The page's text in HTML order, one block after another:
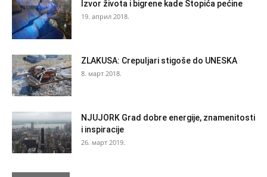
Izvor života i bigrene kade Stopića pećine
19. април 2018.
ZLAKUSA: Crepuljari stigoše do UNESKA
8. март 2018.
NJUJORK Grad dobre energije, znamenitosti
i inspiracije
26. март 2019.